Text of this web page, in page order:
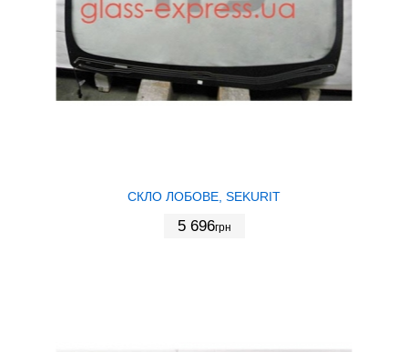
СКЛО ЛОБОВЕ, SEKURIT
5 696грн